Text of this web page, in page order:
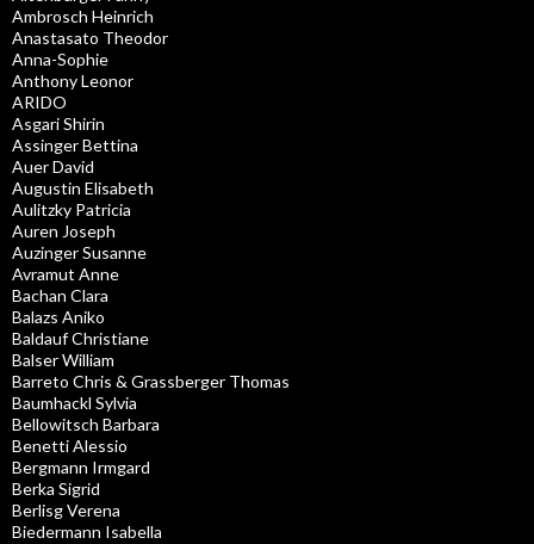
Ambrosch Heinrich
Anastasato Theodor
Anna-Sophie
Anthony Leonor
ARIDO
Asgari Shirin
Assinger Bettina
Auer David
Augustin Elisabeth
Aulitzky Patricia
Auren Joseph
Auzinger Susanne
Avramut Anne
Bachan Clara
Balazs Aniko
Baldauf Christiane
Balser William
Barreto Chris & Grassberger Thomas
Baumhackl Sylvia
Bellowitsch Barbara
Benetti Alessio
Bergmann Irmgard
Berka Sigrid
Berlisg Verena
Biedermann Isabella